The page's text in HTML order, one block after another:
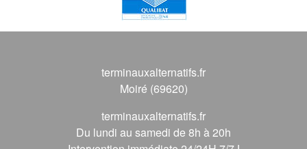
terminauxalternatifs.fr
Moiré (69620)
terminauxalternatifs.fr
Du lundi au samedi de 8h à 20h